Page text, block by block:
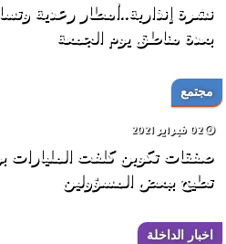
نشرة إنذارية..أمطار رعدية
بعدة مناطق يوم الجمعة
مجتمع
02 فبراير 2021
صفقات تكوين كلفت المليارات
تطيح ببعض المسؤولين
اخبار الداخلة